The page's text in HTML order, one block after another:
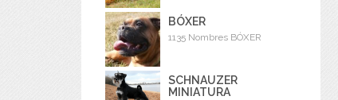
BÓXER
1135 Nombres BÓXER
SCHNAUZER
MINIATURA